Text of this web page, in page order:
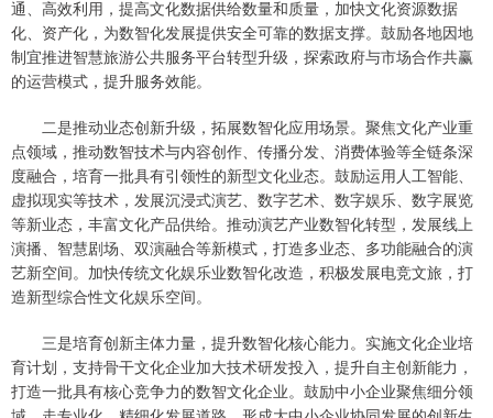
通、高效利用，提高文化数据供给数量和质量，加快文化资源数据
化、资产化，为数智化发展提供安全可靠的数据支撑。鼓励各地因地
制宜推进智慧旅游公共服务平台转型升级，探索政府与市场合作共赢
的运营模式，提升服务效能。
二是推动业态创新升级，拓展数智化应用场景。聚焦文化产业重
点领域，推动数智技术与内容创作、传播分发、消费体验等全链条深
度融合，培育一批具有引领性的新型文化业态。鼓励运用人工智能、
虚拟现实等技术，发展沉浸式演艺、数字艺术、数字娱乐、数字展览
等新业态，丰富文化产品供给。推动演艺产业数智化转型，发展线上
演播、智慧剧场、双演融合等新模式，打造多业态、多功能融合的演
艺新空间。加快传统文化娱乐业数智化改造，积极发展电竞文旅，打
造新型综合性文化娱乐空间。
三是培育创新主体力量，提升数智化核心能力。实施文化企业培
育计划，支持骨干文化企业加大技术研发投入，提升自主创新能力，
打造一批具有核心竞争力的数智文化企业。鼓励中小企业聚焦细分领